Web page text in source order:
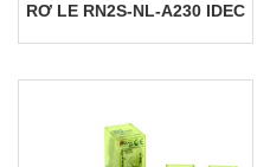
RƠ LE RN2S-NL-A230 IDEC